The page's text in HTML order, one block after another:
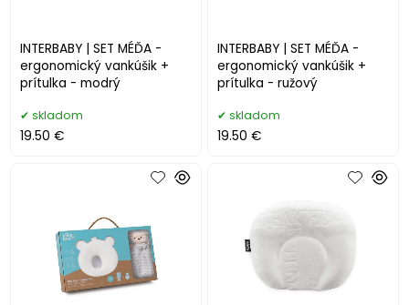
INTERBABY | SET MÉĎA -
ergonomický vankúšik +
prítulka - modrý
skladom
19.50 €
INTERBABY | SET MÉĎA -
ergonomický vankúšik +
prítulka - ružový
skladom
19.50 €